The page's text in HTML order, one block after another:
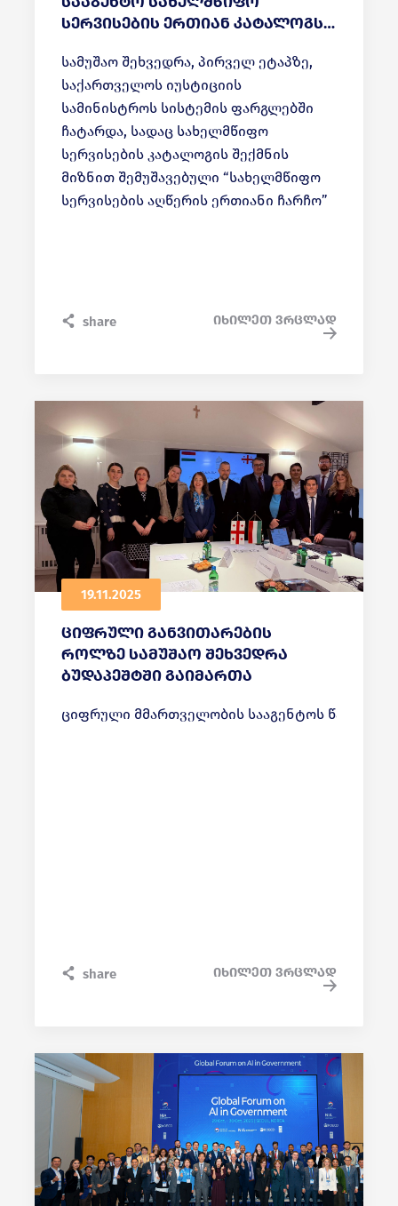
სერვისების ერთიან კატალოგს
სამუშაო შეხვედრა, პირველ ეტაპზე,
საქართველოს იუსტიციის
სამინისტროს სისტემის ფარგლებში
ჩატარდა, სადაც სახელმწიფო
სერვისების კატალოგის შექმნის
მიზნით შემუშავებული “სახელმწიფო
სერვისების აღწერის ერთიანი ჩარჩო”
სახელმწიფო რეესტრის პორტალზე -
share იხილეთ ვრცლად
19.11.2025
ციფრული განვითარების
როლზე სამუშაო შეხვედრა
ბუდაპეშტში გაიმართა
ციფრული მმართველობის სააგენტოს
share იხილეთ ვრცლად